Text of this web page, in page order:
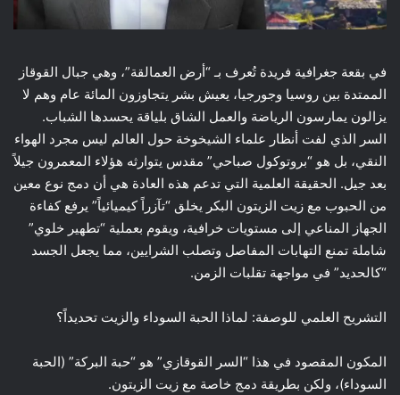
في بقعة جغرافية فريدة تُعرف بـ “أرض العمالقة”، وهي جبال القوقاز
الممتدة بين روسيا وجورجيا، يعيش بشر يتجاوزون المائة عام وهم لا
يزالون يمارسون الرياضة والعمل الشاق بلياقة يحسدها الشباب.
السر الذي لفت أنظار علماء الشيخوخة حول العالم ليس مجرد الهواء
النقي، بل هو “بروتوكول صباحي” مقدس يتوارثه هؤلاء المعمرون جيلاً
بعد جيل. الحقيقة العلمية التي تدعم هذه العادة هي أن دمج نوع معين
من الحبوب مع زيت الزيتون البكر يخلق “تآزراً كيميائياً” يرفع كفاءة
الجهاز المناعي إلى مستويات خرافية، ويقوم بعملية “تطهير خلوي”
شاملة تمنع التهابات المفاصل وتصلب الشرايين، مما يجعل الجسد
“كالحديد” في مواجهة تقلبات الزمن.
التشريح العلمي للوصفة: لماذا الحبة السوداء والزيت تحديداً؟
المكون المقصود في هذا “السر القوقازي” هو “حبة البركة” (الحبة
السوداء)، ولكن بطريقة دمج خاصة مع زيت الزيتون.